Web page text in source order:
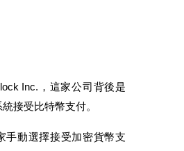
Inc.，這家公司背後是
接受比特幣支付。
手動選擇接受加密貨幣支